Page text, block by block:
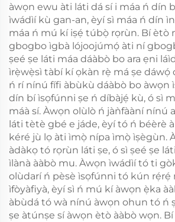
àwọn ewu àti láti dá sí i máa ń dín
ìwádìí kù gan-an, èyí sì máa ń dín
máa ń mú kí iṣẹ́ túbọ̀ rọrùn. Bí ètò
gbogbo ìgbà lójoojúmọ́ àti ní
ṣeé ṣe láti máa dáàbò bo ara ẹni
ìrẹ̀wẹ̀sì tàbí kí ọkàn rẹ̀ má ṣe dáwọ́
ń rí nínú fífi àbùkù dáàbò bo àwọn
dín bí ìsọfúnni ṣe ń díbàjẹ́ kù, ó sì
máà sí. Àwọn olùlò ń jàǹfààní nínú
láti tètè gbé e jáde, èyí tó ń béèrè
kéré jù lọ àti ìmọ̀ nípa ìmọ̀ ìṣègùn.
àdàkọ tó rọrùn láti ṣe, ó sì ṣeé ṣe
ìlànà ààbò mu. Àwọn ìwádìí tó ti
olùdarí ń pèsè ìsọfúnni tó kún rẹ́rẹ́
ìfòyàfiyà, èyí sì ń mú kí àwọn ẹ̀ka
àbùdá tó wà nínú àwọn ohun tó ń
ṣe àtúnṣe sí àwọn ètò ààbò wọn.